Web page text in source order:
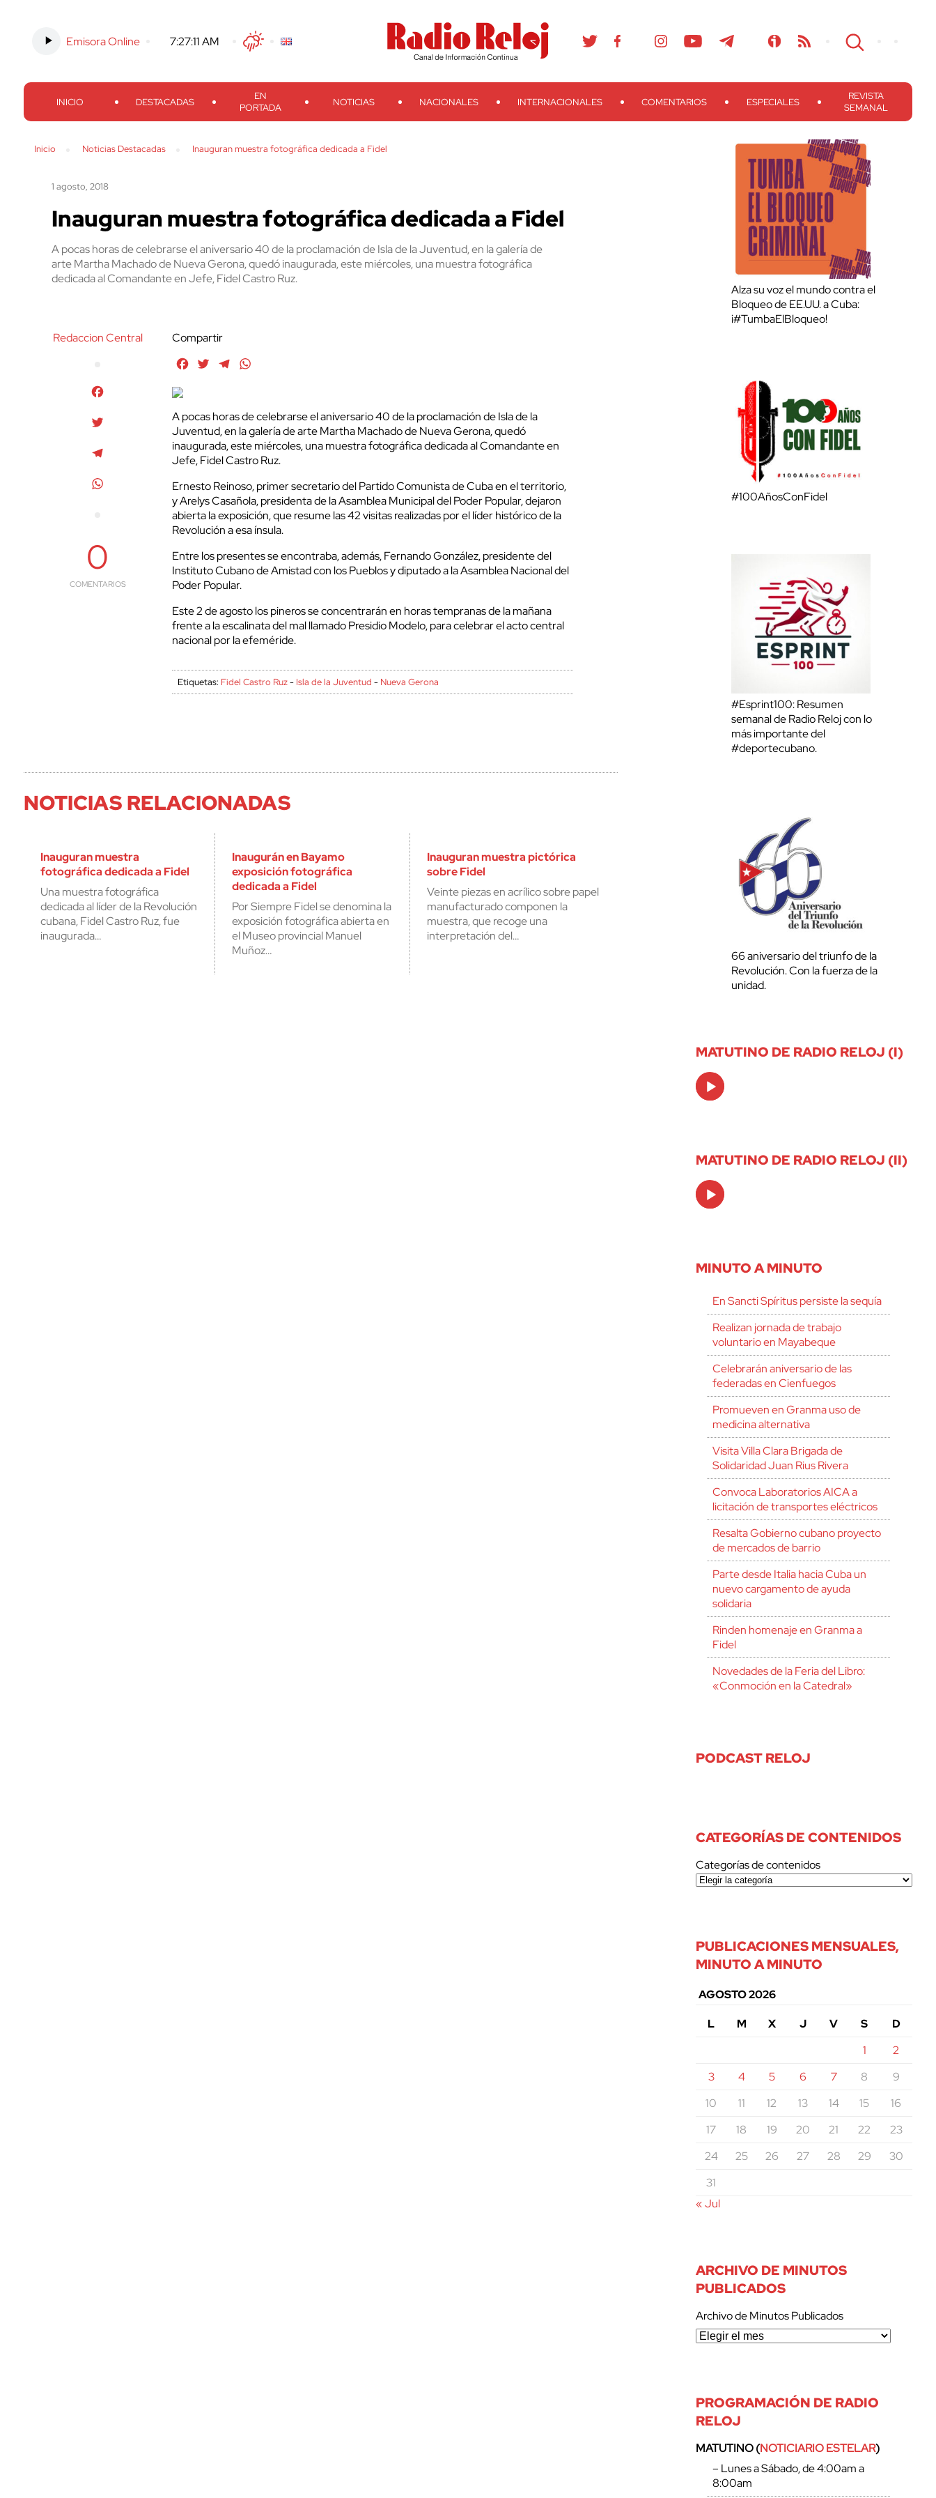
Emisora Online 7:27:12 AM TwitterFacebook
Threads
Instagram TelegramTeveo Ivoox RSS Search
INICIO DESTACADAS
EN
PORTADA
NOTICIAS NACIONALES INTERNACIONALES COMENTARIOS ESPECIALES
REVISTA
SEMANAL
Inicio Noticias Destacadas Inauguran muestra fotográfica dedicada a Fidel
1 agosto, 2018
Inauguran muestra fotográfica dedicada a Fidel
A pocas horas de celebrarse el aniversario 40 de la proclamación de Isla de la Juventud, en la galería de
arte Martha Machado de Nueva Gerona, quedó inaugurada, este miércoles, una muestra fotográfica
dedicada al Comandante en Jefe, Fidel Castro Ruz.
Redaccion Central
0
COMENTARIOS
Compartir
FacebookTwitterTelegram
A pocas horas de celebrarse el aniversario 40 de la proclamación de Isla de la
Juventud, en la galería de arte Martha Machado de Nueva Gerona, quedó
inaugurada, este miércoles, una muestra fotográfica dedicada al Comandante en
Jefe, Fidel Castro Ruz.
Ernesto Reinoso, primer secretario del Partido Comunista de Cuba en el territorio,
y Arelys Casañola, presidenta de la Asamblea Municipal del Poder Popular, dejaron
abierta la exposición, que resume las 42 visitas realizadas por el líder histórico de la
Revolución a esa ínsula.
Entre los presentes se encontraba, además, Fernando González, presidente del
Instituto Cubano de Amistad con los Pueblos y diputado a la Asamblea Nacional del
Poder Popular.
Este 2 de agosto los pineros se concentrarán en horas tempranas de la mañana
frente a la escalinata del mal llamado Presidio Modelo, para celebrar el acto central
nacional por la efeméride.
Etiquetas: Fidel Castro Ruz- Isla de la Juventud - Nueva Gerona
NOTICIAS RELACIONADAS
Inauguran muestra
fotográfica dedicada a Fidel
Una muestra fotográfica
dedicada al líder de la Revolución
cubana, Fidel Castro Ruz, fue
inaugurada…
Inaugurán en Bayamo
exposición fotográfica
dedicada a Fidel
Por Siempre Fidel se denomina la
exposición fotográfica abierta en
el Museo provincial Manuel
Muñoz…
Inauguran muestra pictórica
sobre Fidel
Veinte piezas en acrílico sobre papel
manufacturado componen la
muestra, que recoge una
interpretación del…
Alza su voz el mundo contra el
Bloqueo de EE.UU. a Cuba:
¡#TumbaElBloqueo!
#100AñosConFidel
#Esprint100: Resumen
semanal de Radio Reloj con lo
más importante del
#deportecubano.
66 aniversario del triunfo de la
Revolución. Con la fuerza de la
unidad.
MATUTINO DE RADIO RELOJ (I)
Audio
Player
MATUTINO DE RADIO RELOJ (II)
Audio
Player
MINUTO A MINUTO
En Sancti Spíritus persiste la sequía
Realizan jornada de trabajo
voluntario en Mayabeque
Celebrarán aniversario de las
federadas en Cienfuegos
Promueven en Granma uso de
medicina alternativa
Visita Villa Clara Brigada de
Solidaridad Juan Rius Rivera
Convoca Laboratorios AICA a
licitación de transportes eléctricos
Resalta Gobierno cubano proyecto
de mercados de barrio
Parte desde Italia hacia Cuba un
nuevo cargamento de ayuda
solidaria
Rinden homenaje en Granma a
Fidel
Novedades de la Feria del Libro:
«Conmoción en la Catedral»
PODCAST RELOJ
CATEGORÍAS DE CONTENIDOS
Categorías de contenidos
PUBLICACIONES MENSUALES,
MINUTO A MINUTO
AGOSTO 2026
L
M X J V S
D
1
2
3
4 5 6 7 8
9
10
11 12 13 14 15
16
17
18 19 20 21 22
23
24
25 26 27 28 29
30
31
« Jul
ARCHIVO DE MINUTOS
PUBLICADOS
Archivo de Minutos Publicados
PROGRAMACIÓN DE RADIO
RELOJ
MATUTINO (NOTICIARIO ESTELAR)
– Lunes a Sábado, de 4:00am a
8:00am